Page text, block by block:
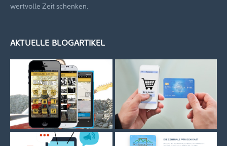
wertvolle Zeit schenken.
AKTUELLE BLOGARTIKEL